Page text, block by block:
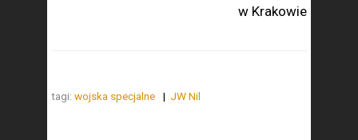
w Krakowie
tagi: wojska specjalne JW Nil